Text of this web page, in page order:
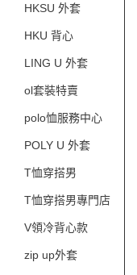
HKSU 外套
HKU 背心
LING U 外套
ol套裝特賣
polo恤服務中心
POLY U 外套
T恤穿搭男
T恤穿搭男專門店
V領冷背心款
zip up外套